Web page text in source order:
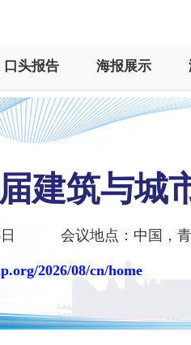
口头报告 海报展示
建筑与城
会议地点：中国，
2026/08/cn/home